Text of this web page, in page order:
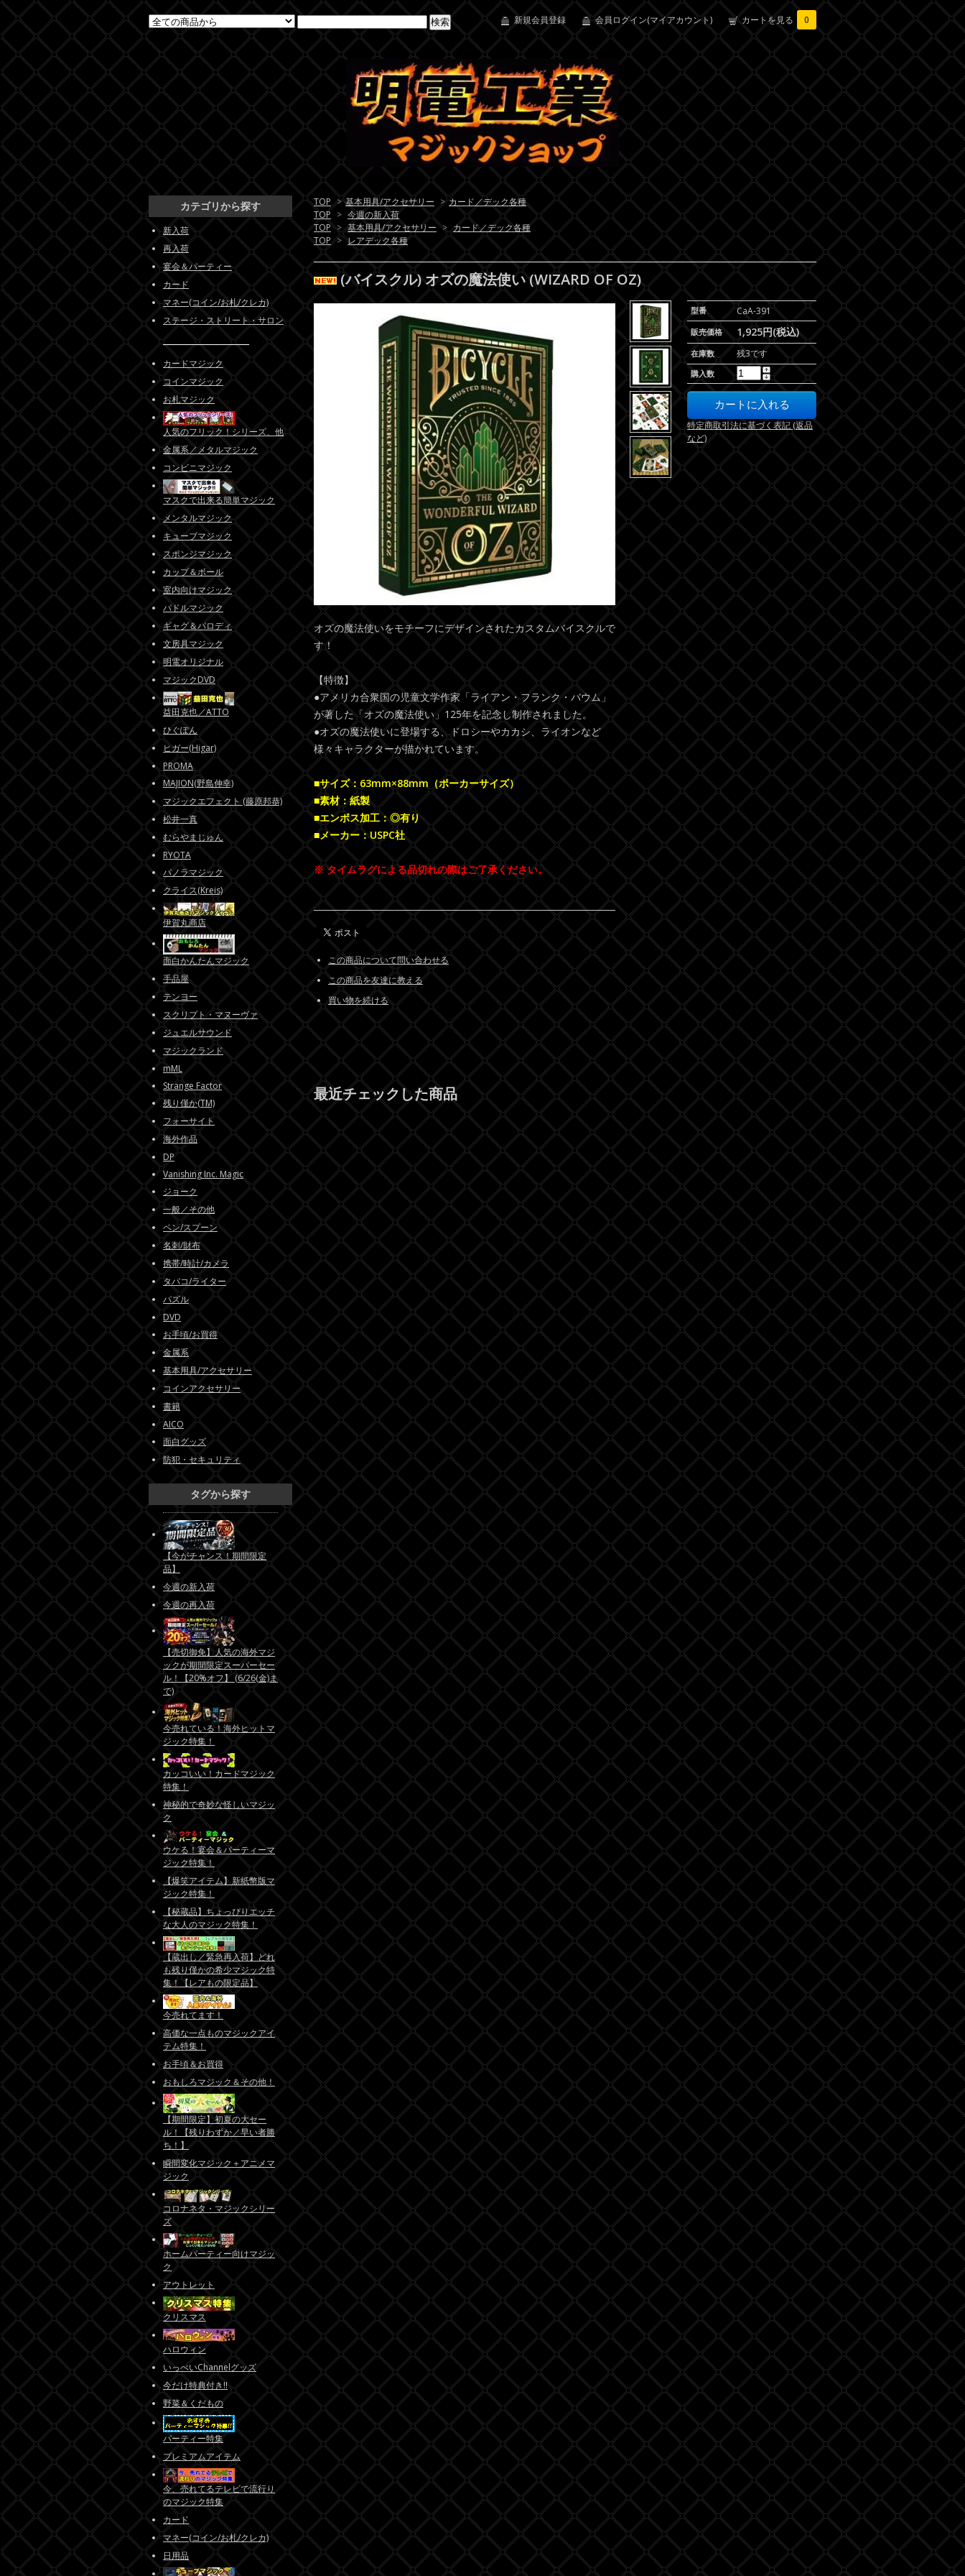
新規会員登録 会員ログイン(マイアカウント) カートを見る 0
TOP > 基本用具/アクセサリー > カード／デック各種
TOP > 今週の新入荷
TOP > 基本用具/アクセサリー > カード／デック各種
TOP > レアデック各種
(バイスクル) オズの魔法使い (WIZARD OF OZ)
型番 CaA-391
販売価格 1,925円(税込)
在庫数 残3です
購入数
特定商取引法に基づく表記 (返品
など)
オズの魔法使いをモチーフにデザインされたカスタムバイスクルで
す！
【特徴】
●アメリカ合衆国の児童文学作家「ライアン・フランク・バウム」
が著した「オズの魔法使い」125年を記念し制作されました。
●オズの魔法使いに登場する、ドロシーやカカシ、ライオンなど
様々キャラクターが描かれています。
■サイズ：63mm×88mm（ポーカーサイズ）
■素材：紙製
■エンボス加工：◎有り
■メーカー：USPC社
※ タイムラグによる品切れの際はご了承ください。
この商品について問い合わせる
この商品を友達に教える
買い物を続ける
最近チェックした商品
カテゴリから探す
新入荷
再入荷
宴会＆パーティー
カード
マネー(コイン/お札/クレカ)
ステージ・ストリート・サロン
カードマジック
コインマジック
お札マジック
人気のフリック！シリーズ、他
金属系／メタルマジック
コンビニマジック
マスクで出来る簡単マジック
メンタルマジック
キューブマジック
スポンジマジック
カップ＆ボール
室内向けマジック
パドルマジック
ギャグ＆パロディ
文房具マジック
明電オリジナル
マジックDVD
益田克也／ATTO
ひぐぽん
ヒガー(Higar)
PROMA
MAJION(野島伸幸)
マジックエフェクト (藤原邦恭)
松井一真
むらやまじゅん
RYOTA
パノラマジック
クライス(Kreis)
伊賀丸商店
面白かんたんマジック
手品屋
テンヨー
スクリプト・マヌーヴァ
ジュエルサウンド
マジックランド
mML
Strange Factor
残り僅か(TM)
フォーサイト
海外作品
DP
Vanishing Inc. Magic
ジョーク
一般／その他
ペン/スプーン
名刺/財布
携帯/時計/カメラ
タバコ/ライター
パズル
DVD
お手頃/お買得
金属系
基本用具/アクセサリー
コインアクセサリー
書籍
AICO
面白グッズ
防犯・セキュリティ
タグから探す
【今がチャンス！期間限定
品】
今週の新入荷
今週の再入荷
【売切御免】人気の海外マジ
ックが期間限定スーパーセー
ル！【20%オフ】 (6/26(金)ま
で)
今売れている！海外ヒットマ
ジック特集！
カッコいい！カードマジック
特集！
神秘的で奇妙な怪しいマジッ
ク
ウケる！宴会＆パーティーマ
ジック特集！
【爆笑アイテム】新紙幣版マ
ジック特集！
【秘蔵品】ちょっぴりエッチ
な大人のマジック特集！
【蔵出し／緊急再入荷】どれ
も残り僅かの希少マジック特
集！【レアもの限定品】
今売れてます！
高価な一点ものマジックアイ
テム特集！
お手頃＆お買得
おもしろマジック＆その他！
【期間限定】初夏の大セー
ル！【残りわずか／早い者勝
ち！】
瞬間変化マジック＋アニメマ
ジック
コロナネタ・マジックシリー
ズ
ホームパーティー向けマジッ
ク
アウトレット
クリスマス
ハロウィン
いっぺいChannelグッズ
今だけ特典付き!!
野菜＆くだもの
パーティー特集
プレミアムアイテム
今、売れてるテレビで流行り
のマジック特集
カード
マネー(コイン/お札/クレカ)
日用品